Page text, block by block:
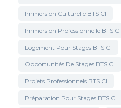
Immersion Culturelle BTS CI
Immersion Professionnelle BTS CI
Logement Pour Stages BTS CI
Opportunités De Stages BTS CI
Projets Professionnels BTS CI
Préparation Pour Stages BTS CI